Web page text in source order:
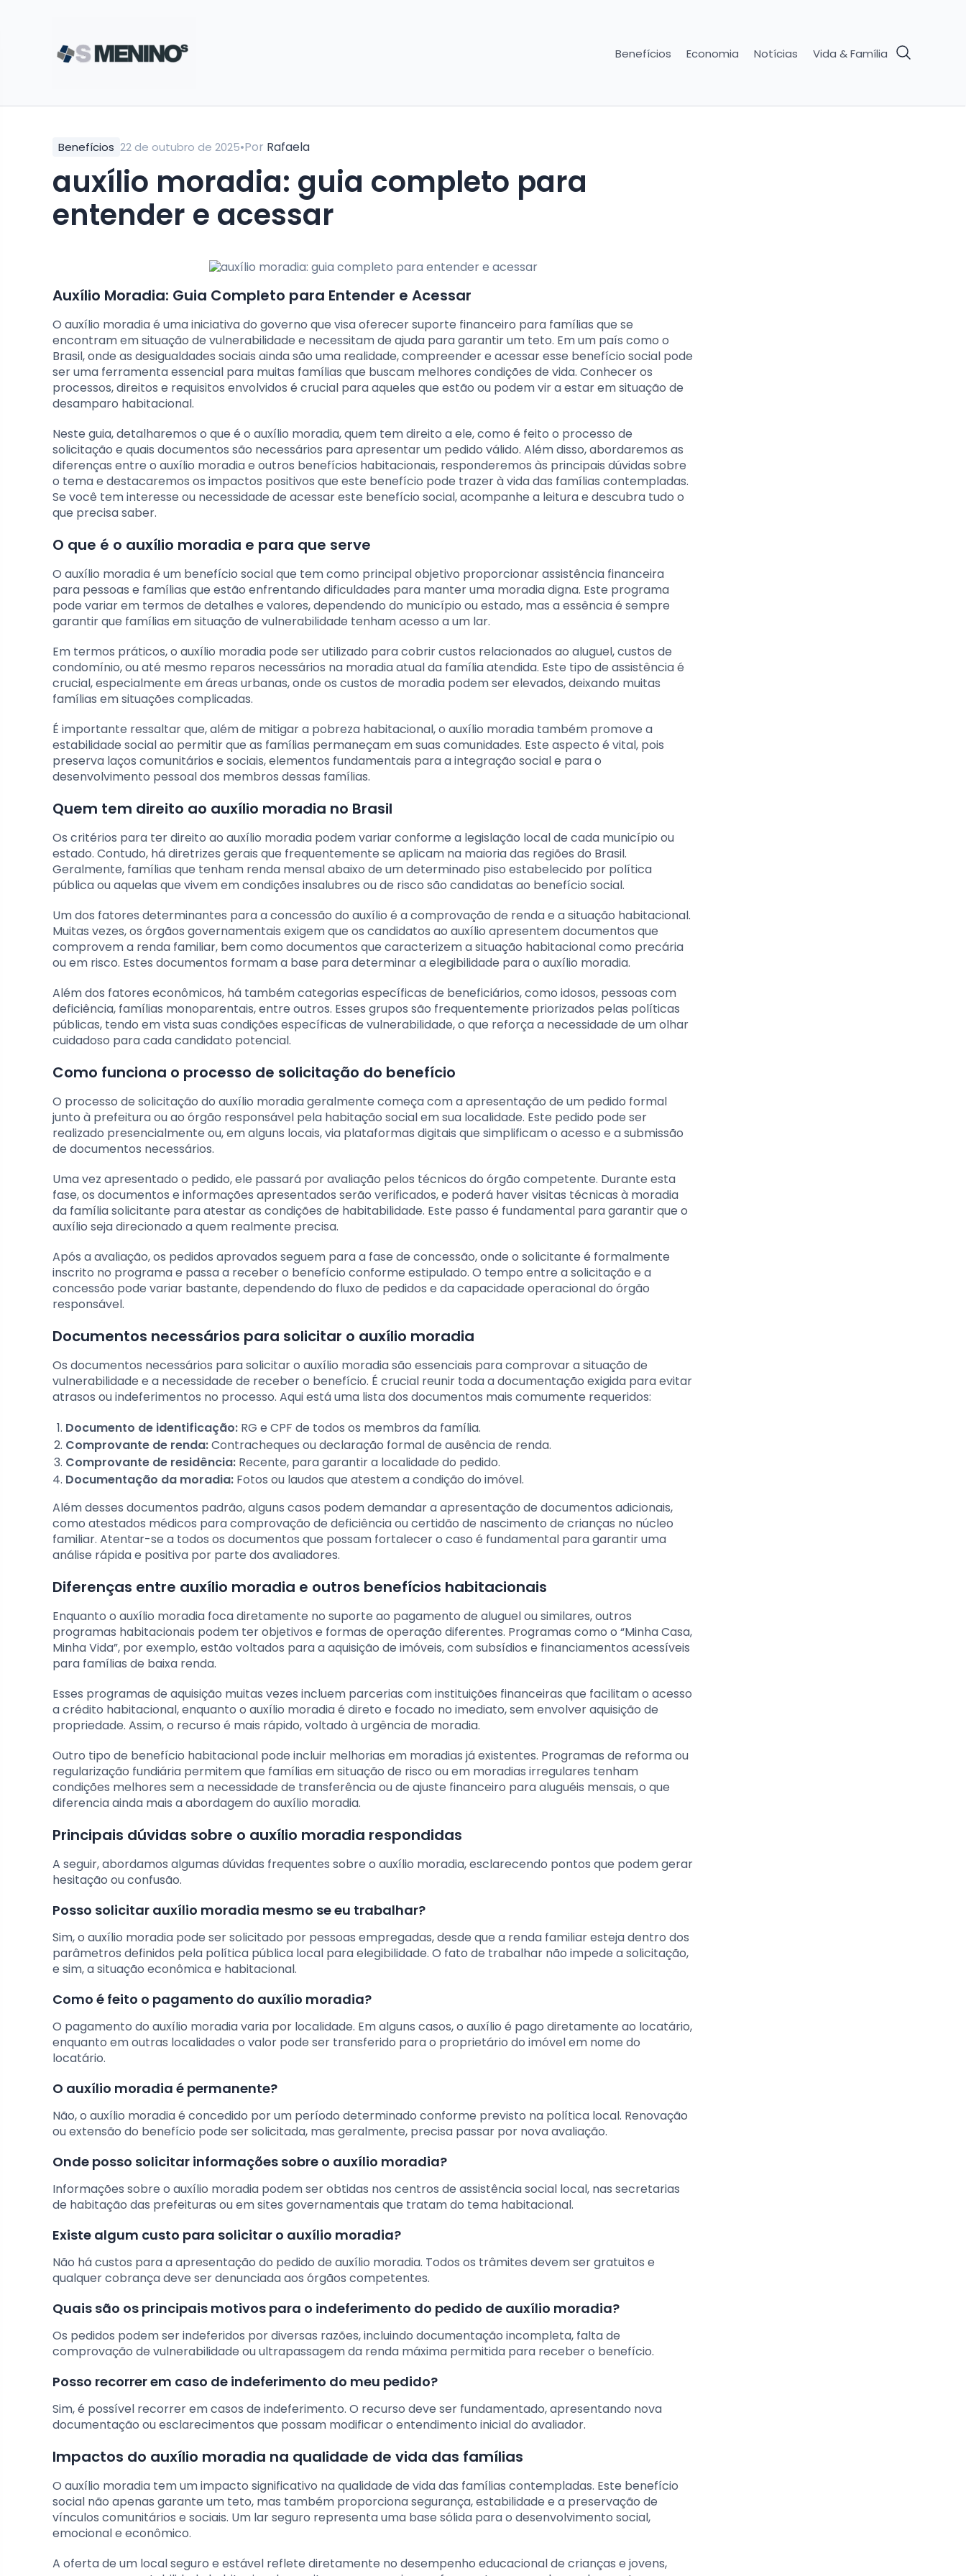
Benefícios Economia Notícias Vida & Família
Benefícios 22 de outubro de 2025•Por Rafaela
auxílio moradia: guia completo para
entender e acessar
Auxílio Moradia: Guia Completo para Entender e Acessar
O auxílio moradia é uma iniciativa do governo que visa oferecer suporte financeiro para famílias que se
encontram em situação de vulnerabilidade e necessitam de ajuda para garantir um teto. Em um país como o
Brasil, onde as desigualdades sociais ainda são uma realidade, compreender e acessar esse benefício social pode
ser uma ferramenta essencial para muitas famílias que buscam melhores condições de vida. Conhecer os
processos, direitos e requisitos envolvidos é crucial para aqueles que estão ou podem vir a estar em situação de
desamparo habitacional.
Neste guia, detalharemos o que é o auxílio moradia, quem tem direito a ele, como é feito o processo de
solicitação e quais documentos são necessários para apresentar um pedido válido. Além disso, abordaremos as
diferenças entre o auxílio moradia e outros benefícios habitacionais, responderemos às principais dúvidas sobre
o tema e destacaremos os impactos positivos que este benefício pode trazer à vida das famílias contempladas.
Se você tem interesse ou necessidade de acessar este benefício social, acompanhe a leitura e descubra tudo o
que precisa saber.
O que é o auxílio moradia e para que serve
O auxílio moradia é um benefício social que tem como principal objetivo proporcionar assistência financeira
para pessoas e famílias que estão enfrentando dificuldades para manter uma moradia digna. Este programa
pode variar em termos de detalhes e valores, dependendo do município ou estado, mas a essência é sempre
garantir que famílias em situação de vulnerabilidade tenham acesso a um lar.
Em termos práticos, o auxílio moradia pode ser utilizado para cobrir custos relacionados ao aluguel, custos de
condomínio, ou até mesmo reparos necessários na moradia atual da família atendida. Este tipo de assistência é
crucial, especialmente em áreas urbanas, onde os custos de moradia podem ser elevados, deixando muitas
famílias em situações complicadas.
É importante ressaltar que, além de mitigar a pobreza habitacional, o auxílio moradia também promove a
estabilidade social ao permitir que as famílias permaneçam em suas comunidades. Este aspecto é vital, pois
preserva laços comunitários e sociais, elementos fundamentais para a integração social e para o
desenvolvimento pessoal dos membros dessas famílias.
Quem tem direito ao auxílio moradia no Brasil
Os critérios para ter direito ao auxílio moradia podem variar conforme a legislação local de cada município ou
estado. Contudo, há diretrizes gerais que frequentemente se aplicam na maioria das regiões do Brasil.
Geralmente, famílias que tenham renda mensal abaixo de um determinado piso estabelecido por política
pública ou aquelas que vivem em condições insalubres ou de risco são candidatas ao benefício social.
Um dos fatores determinantes para a concessão do auxílio é a comprovação de renda e a situação habitacional.
Muitas vezes, os órgãos governamentais exigem que os candidatos ao auxílio apresentem documentos que
comprovem a renda familiar, bem como documentos que caracterizem a situação habitacional como precária
ou em risco. Estes documentos formam a base para determinar a elegibilidade para o auxílio moradia.
Além dos fatores econômicos, há também categorias específicas de beneficiários, como idosos, pessoas com
deficiência, famílias monoparentais, entre outros. Esses grupos são frequentemente priorizados pelas políticas
públicas, tendo em vista suas condições específicas de vulnerabilidade, o que reforça a necessidade de um olhar
cuidadoso para cada candidato potencial.
Como funciona o processo de solicitação do benefício
O processo de solicitação do auxílio moradia geralmente começa com a apresentação de um pedido formal
junto à prefeitura ou ao órgão responsável pela habitação social em sua localidade. Este pedido pode ser
realizado presencialmente ou, em alguns locais, via plataformas digitais que simplificam o acesso e a submissão
de documentos necessários.
Uma vez apresentado o pedido, ele passará por avaliação pelos técnicos do órgão competente. Durante esta
fase, os documentos e informações apresentados serão verificados, e poderá haver visitas técnicas à moradia
da família solicitante para atestar as condições de habitabilidade. Este passo é fundamental para garantir que o
auxílio seja direcionado a quem realmente precisa.
Após a avaliação, os pedidos aprovados seguem para a fase de concessão, onde o solicitante é formalmente
inscrito no programa e passa a receber o benefício conforme estipulado. O tempo entre a solicitação e a
concessão pode variar bastante, dependendo do fluxo de pedidos e da capacidade operacional do órgão
responsável.
Documentos necessários para solicitar o auxílio moradia
Os documentos necessários para solicitar o auxílio moradia são essenciais para comprovar a situação de
vulnerabilidade e a necessidade de receber o benefício. É crucial reunir toda a documentação exigida para evitar
atrasos ou indeferimentos no processo. Aqui está uma lista dos documentos mais comumente requeridos:
Documento de identificação: RG e CPF de todos os membros da família.
Comprovante de renda:Contracheques ou declaração formal de ausência de renda.
Comprovante de residência: Recente, para garantir a localidade do pedido.
Documentação da moradia: Fotos ou laudos que atestem a condição do imóvel.
Além desses documentos padrão, alguns casos podem demandar a apresentação de documentos adicionais,
como atestados médicos para comprovação de deficiência ou certidão de nascimento de crianças no núcleo
familiar. Atentar-se a todos os documentos que possam fortalecer o caso é fundamental para garantir uma
análise rápida e positiva por parte dos avaliadores.
Diferenças entre auxílio moradia e outros benefícios habitacionais
Enquanto o auxílio moradia foca diretamente no suporte ao pagamento de aluguel ou similares, outros
programas habitacionais podem ter objetivos e formas de operação diferentes. Programas como o “Minha Casa,
Minha Vida”, por exemplo, estão voltados para a aquisição de imóveis, com subsídios e financiamentos acessíveis
para famílias de baixa renda.
Esses programas de aquisição muitas vezes incluem parcerias com instituições financeiras que facilitam o acesso
a crédito habitacional, enquanto o auxílio moradia é direto e focado no imediato, sem envolver aquisição de
propriedade. Assim, o recurso é mais rápido, voltado à urgência de moradia.
Outro tipo de benefício habitacional pode incluir melhorias em moradias já existentes. Programas de reforma ou
regularização fundiária permitem que famílias em situação de risco ou em moradias irregulares tenham
condições melhores sem a necessidade de transferência ou de ajuste financeiro para aluguéis mensais, o que
diferencia ainda mais a abordagem do auxílio moradia.
Principais dúvidas sobre o auxílio moradia respondidas
A seguir, abordamos algumas dúvidas frequentes sobre o auxílio moradia, esclarecendo pontos que podem gerar
hesitação ou confusão.
Posso solicitar auxílio moradia mesmo se eu trabalhar?
Sim, o auxílio moradia pode ser solicitado por pessoas empregadas, desde que a renda familiar esteja dentro dos
parâmetros definidos pela política pública local para elegibilidade. O fato de trabalhar não impede a solicitação,
e sim, a situação econômica e habitacional.
Como é feito o pagamento do auxílio moradia?
O pagamento do auxílio moradia varia por localidade. Em alguns casos, o auxílio é pago diretamente ao locatário,
enquanto em outras localidades o valor pode ser transferido para o proprietário do imóvel em nome do
locatário.
O auxílio moradia é permanente?
Não, o auxílio moradia é concedido por um período determinado conforme previsto na política local. Renovação
ou extensão do benefício pode ser solicitada, mas geralmente, precisa passar por nova avaliação.
Onde posso solicitar informações sobre o auxílio moradia?
Informações sobre o auxílio moradia podem ser obtidas nos centros de assistência social local, nas secretarias
de habitação das prefeituras ou em sites governamentais que tratam do tema habitacional.
Existe algum custo para solicitar o auxílio moradia?
Não há custos para a apresentação do pedido de auxílio moradia. Todos os trâmites devem ser gratuitos e
qualquer cobrança deve ser denunciada aos órgãos competentes.
Quais são os principais motivos para o indeferimento do pedido de auxílio moradia?
Os pedidos podem ser indeferidos por diversas razões, incluindo documentação incompleta, falta de
comprovação de vulnerabilidade ou ultrapassagem da renda máxima permitida para receber o benefício.
Posso recorrer em caso de indeferimento do meu pedido?
Sim, é possível recorrer em casos de indeferimento. O recurso deve ser fundamentado, apresentando nova
documentação ou esclarecimentos que possam modificar o entendimento inicial do avaliador.
Impactos do auxílio moradia na qualidade de vida das famílias
O auxílio moradia tem um impacto significativo na qualidade de vida das famílias contempladas. Este benefício
social não apenas garante um teto, mas também proporciona segurança, estabilidade e a preservação de
vínculos comunitários e sociais. Um lar seguro representa uma base sólida para o desenvolvimento social,
emocional e econômico.
A oferta de um local seguro e estável reflete diretamente no desempenho educacional de crianças e jovens,